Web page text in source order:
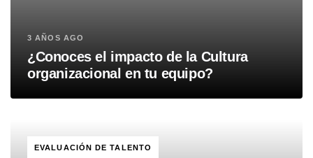
3 AÑOS AGO
¿Conoces el impacto de la Cultura
organizacional en tu equipo?
EVALUACIÓN DE TALENTO